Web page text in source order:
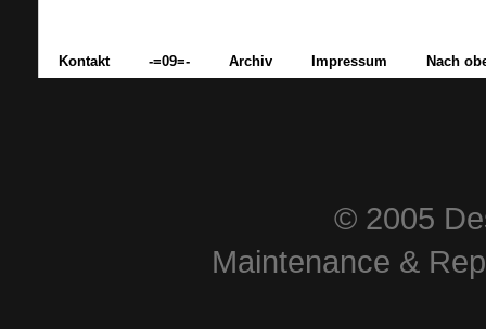
Kontakt -=09=- Archiv Impressum Nach
© 2005
Maintenance &